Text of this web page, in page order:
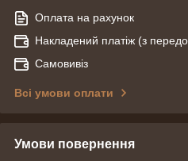
Оплата на рахунок
Накладений платіж (з
Самовивіз
Всі умови оплати
Умови повернення